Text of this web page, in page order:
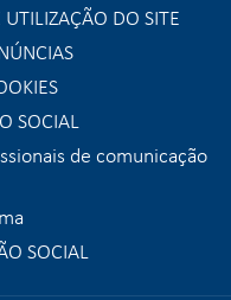
DO SITE
SOCIAL
de comunicação
SOCIAL